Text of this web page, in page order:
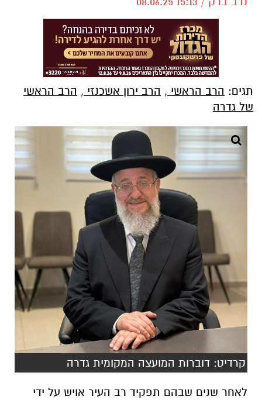
תגים: הרב הראשי , הרב ירון אשכנזי , הרב הראשי
של גדרה
קרדיט: דוברות המועצה המקומית גדרה
לאחר שנים שבהם תפקיד רב העיר אויש על ידי